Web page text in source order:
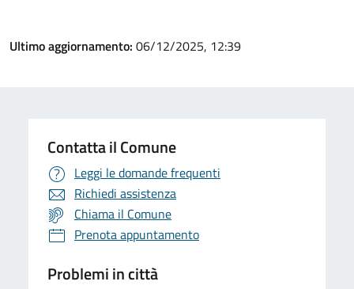
Ultimo aggiornamento: 06/12/2025, 12:39
Contatta il Comune
Leggi le domande frequenti
Richiedi assistenza
Chiama il Comune
Prenota appuntamento
Problemi in città